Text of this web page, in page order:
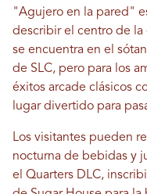
"Agujero en la pared"
describir el centro de la
se encuentra en el
de SLC, pero para los
éxitos arcade clásicos
lugar divertido para
Los visitantes pueden
nocturna de bebidas y
el Quarters DLC,